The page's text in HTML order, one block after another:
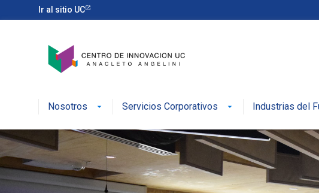
Ir al sitio UC
Nosotros Servicios Corporativos Industrias del